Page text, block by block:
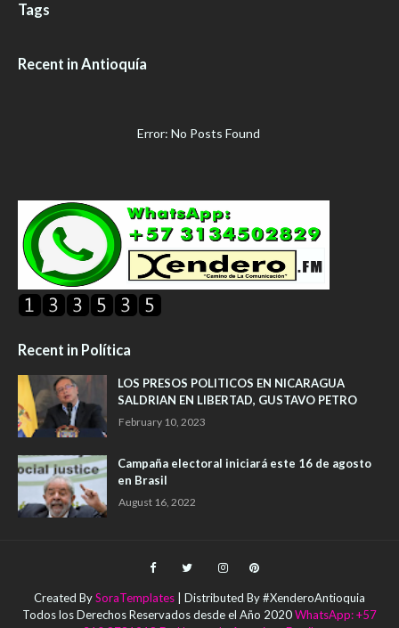
Tags
Recent in Antioquía
Error: No Posts Found
Recent in Política
LOS PRESOS POLITICOS EN NICARAGUA
SALDRIAN EN LIBERTAD, GUSTAVO PETRO
February 10, 2023
Campaña electoral iniciará este 16 de agosto
en Brasil
August 16, 2022
Created BySoraTemplates | Distributed By #XenderoAntioquia
Todos los Derechos Reservados desde el Año 2020WhatsApp: +57